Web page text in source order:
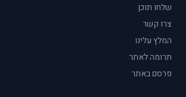
שלחו תוכן
צרו קשר
המלץ עלינו
תרומה לאתר
פרסם באתר